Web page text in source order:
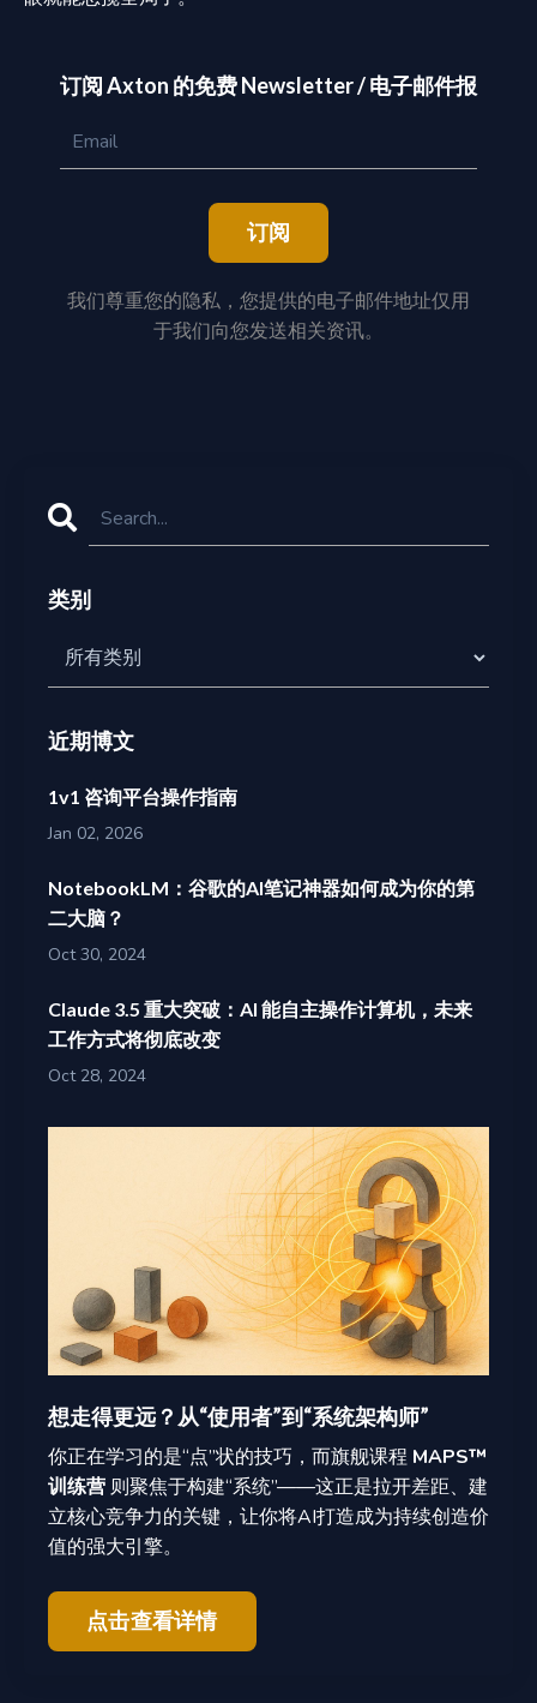
订阅 Axton 的免费 Newsletter / 电子邮件报
订阅
我们尊重您的隐私，您提供的电子邮件地址仅用
于我们向您发送相关资讯。
类别
近期博文
1v1 咨询平台操作指南
Jan 02, 2026
NotebookLM：谷歌的AI笔记神器如何成为你的第
二大脑？
Oct 30, 2024
Claude 3.5 重大突破：AI 能自主操作计算机，未来
工作方式将彻底改变
Oct 28, 2024
想走得更远？从“使用者”到“系统架构师”
你正在学习的是“点”状的技巧，而旗舰课程 MAPS™
训练营则聚焦于构建“系统”——这正是拉开差距、建
立核心竞争力的关键，让你将AI打造成为持续创造价
值的强大引擎。
点击查看详情